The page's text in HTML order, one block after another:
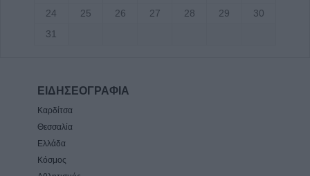
24
25 26 27 28 29
30
31
ΕΙΔΗΣΕΟΓΡΑΦΙΑ
Καρδίτσα
Θεσσαλία
Ελλάδα
Κόσμος